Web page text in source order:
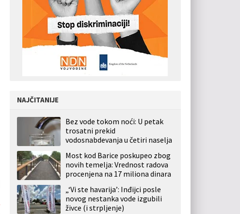
NAJČITANIJE
Bez vode tokom noći: U petak
trosatni prekid
vodosnabdevanja u četiri naselja
Most kod Barice poskupeo zbog
novih temelja: Vrednost radova
procenjena na 17 miliona dinara
„‘Vi ste havarija’: Inđijci posle
novog nestanka vode izgubili
živce (i strpljenje)